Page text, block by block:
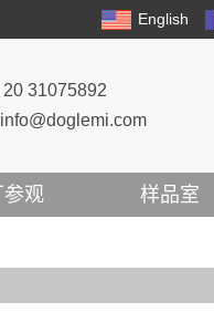
English
20 31075892
参观 样品室